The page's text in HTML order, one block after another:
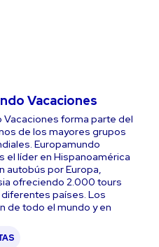
Vacaciones
Vacaciones forma parte del
de los mayores grupos
Europamundo
el líder en Hispanoamérica
autobús por Europa,
ofreciendo 2.000 tours
países. Los
de todo el mundo y en